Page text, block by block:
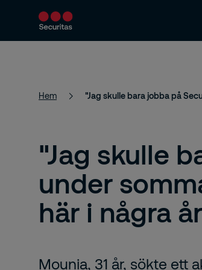
Produkter och tjänster
Hem
"Jag skulle
under
här i några
Mounia, 31 år, sökte ett